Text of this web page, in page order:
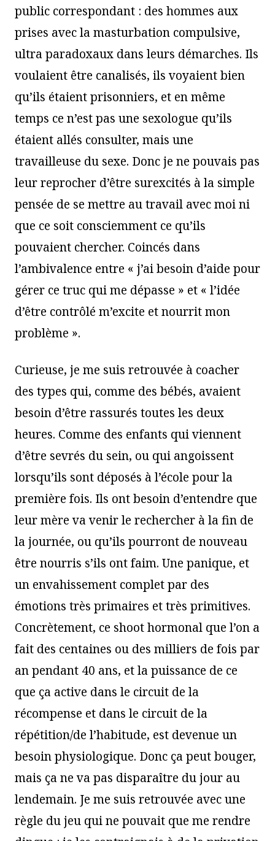
public correspondant : des hommes aux
prises avec la masturbation compulsive,
ultra paradoxaux dans leurs démarches. Ils
voulaient être canalisés, ils voyaient bien
qu’ils étaient prisonniers, et en même
temps ce n’est pas une sexologue qu’ils
étaient allés consulter, mais une
travailleuse du sexe. Donc je ne pouvais pas
leur reprocher d’être surexcités à la simple
pensée de se mettre au travail avec moi ni
que ce soit consciemment ce qu’ils
pouvaient chercher. Coincés dans
l’ambivalence entre « j’ai besoin d’aide pour
gérer ce truc qui me dépasse » et « l’idée
d’être contrôlé m’excite et nourrit mon
problème ».
Curieuse, je me suis retrouvée à coacher
des types qui, comme des bébés, avaient
besoin d’être rassurés toutes les deux
heures. Comme des enfants qui viennent
d’être sevrés du sein, ou qui angoissent
lorsqu’ils sont déposés à l’école pour la
première fois. Ils ont besoin d’entendre que
leur mère va venir le rechercher à la fin de
la journée, ou qu’ils pourront de nouveau
être nourris s’ils ont faim. Une panique, et
un envahissement complet par des
émotions très primaires et très primitives.
Concrètement, ce shoot hormonal que l’on a
fait des centaines ou des milliers de fois par
an pendant 40 ans, et la puissance de ce
que ça active dans le circuit de la
récompense et dans le circuit de la
répétition/de l’habitude, est devenue un
besoin physiologique. Donc ça peut bouger,
mais ça ne va pas disparaître du jour au
lendemain. Je me suis retrouvée avec une
règle du jeu qui ne pouvait que me rendre